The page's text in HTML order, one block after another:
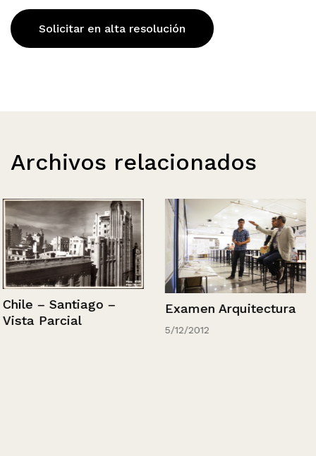
Solicitar en alta resolución
Archivos relacionados
Chile – Santiago –
Vista Parcial
Examen Arquitectura
5/12/2012